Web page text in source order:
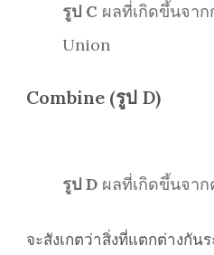
รูป C ผลที่เกิดขึ้นจาก
Union
Combine (รูป D)
รูป D ผลที่เกิดขึ้นจา
จะสังเกตว่าสิ่งที่แตกต่างกัน